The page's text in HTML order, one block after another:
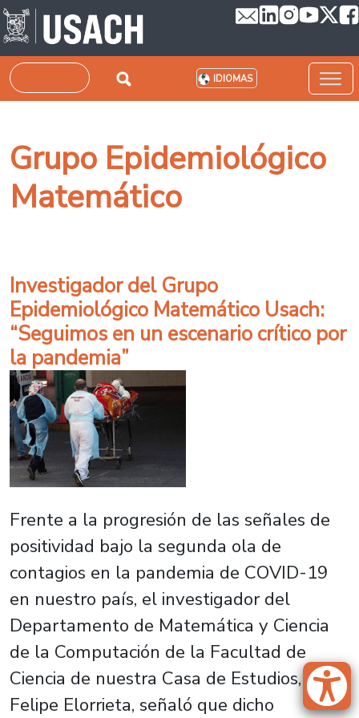
Pasar al contenido principal
Buscar IDIOMAS
Grupo Epidemiológico
Matemático
Investigador del Grupo
Epidemiológico Matemático Usach:
“Seguimos en un escenario crítico por
la pandemia”
Frente a la progresión de las señales de
positividad bajo la segunda ola de
contagios en la pandemia de COVID-19
en nuestro país, el investigador del
Departamento de Matemática y Ciencia
de la Computación de la Facultad de
Ciencia de nuestra Casa de Estudios, Dr.
Felipe Elorrieta, señaló que dicho